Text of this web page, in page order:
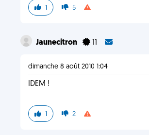
1 5
Jaunecitron 11
dimanche 8 août 2010 1:04
IDEM !
1 2